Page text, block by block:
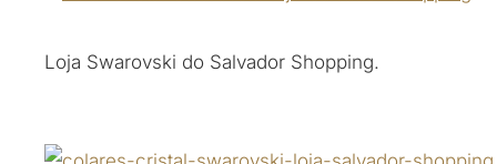
Loja Swarovski do Salvador Shopping.